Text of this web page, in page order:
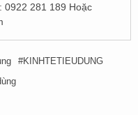
0922 281 189 Hoặc
KINHTETIEUDUNG